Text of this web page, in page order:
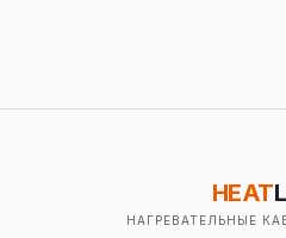
HEAT
НАГРЕВАТЕЛЬНЫЕ